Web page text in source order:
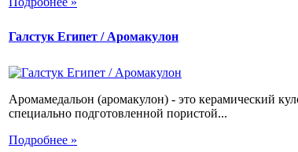
Галстук Египет / Аромакулон
Аромамедальон (аромакулон) - это керамический
специально подготовленной пористой...
Подробнее »